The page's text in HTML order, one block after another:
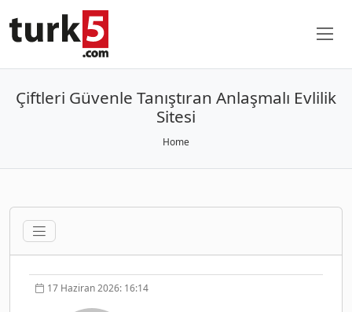
Çiftleri Güvenle Tanıştıran Anlaşmalı Evlilik
Sitesi
Home
17 Haziran 2026: 16:14